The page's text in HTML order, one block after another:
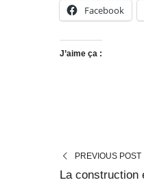
Facebook
J’aime ça :
PREVIOUS POST
La construction